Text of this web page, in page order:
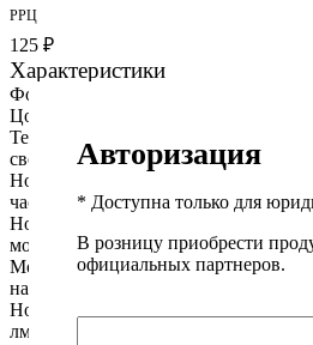
РРЦ
125 ₽
Характеристики
Форма лампы:
Цоколь:
Технология изготовления
светодиодов:
Номинальное напряжение, В /
частота тока, Гц:
Номинальная потребляемая
мощность, Вт:
Мощность аналогичной лампы
накаливания, Вт:
100
Номинальный световой поток,
лм:
Авторизация
* Доступна только для
В розницу приобрести
официальных партнеров.